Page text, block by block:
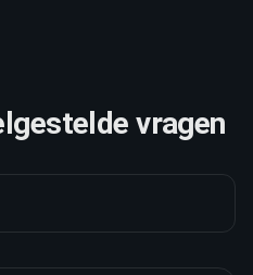
vragen